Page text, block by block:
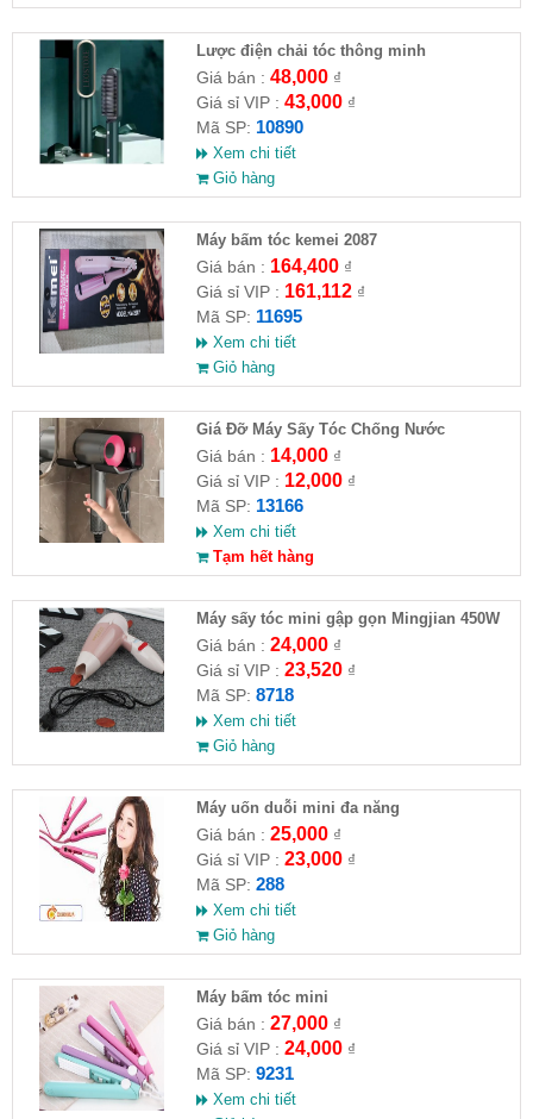
Lược điện chải tóc thông minh
Giá bán : 48,000₫
Giá sỉ VIP : 43,000₫
Mã SP: 10890
Xem chi tiết
Giỏ hàng
Máy bấm tóc kemei 2087
Giá bán : 164,400₫
Giá sỉ VIP : 161,112₫
Mã SP: 11695
Xem chi tiết
Giỏ hàng
Giá Đỡ Máy Sấy Tóc Chống Nước
Giá bán : 14,000₫
Giá sỉ VIP : 12,000₫
Mã SP: 13166
Xem chi tiết
Tạm hết hàng
Máy sấy tóc mini gập gọn Mingjian 450W
Giá bán : 24,000₫
Giá sỉ VIP : 23,520₫
Mã SP: 8718
Xem chi tiết
Giỏ hàng
Máy uốn duỗi mini đa năng
Giá bán : 25,000₫
Giá sỉ VIP : 23,000₫
Mã SP: 288
Xem chi tiết
Giỏ hàng
Máy bấm tóc mini
Giá bán : 27,000₫
Giá sỉ VIP : 24,000₫
Mã SP: 9231
Xem chi tiết